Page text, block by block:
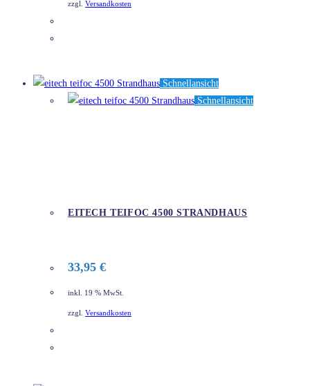
zzgl. Versandkosten
Schnellansicht
Schnellansicht
EITECH TEIFOC 4500 STRANDHAUS
33,95 €
inkl. 19 % MwSt.
zzgl. Versandkosten